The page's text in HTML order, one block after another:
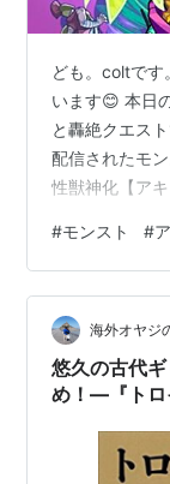
ども。coltです
います😊 本日
と轟絶クエス
配信されたモ
性獣神化【ア
くなかったの
ね。せっかく
考察と超絶ク
いと思います
神化 【アキレ
英雄 アキレウ
#モンスト #
海外オヤジ
悠久の古代
め！―『トロ